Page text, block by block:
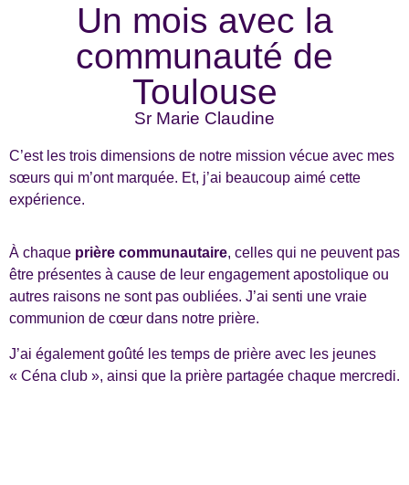
Un mois avec la
communauté de
Toulouse
Sr Marie Claudine
C’est les trois dimensions de notre mission vécue avec mes
sœurs qui m’ont marquée. Et, j’ai beaucoup aimé cette
expérience.
À chaque prière communautaire, celles qui ne peuvent pas
être présentes à cause de leur engagement apostolique ou
autres raisons ne sont pas oubliées. J’ai senti une vraie
communion de cœur dans notre prière.
J’ai également goûté les temps de prière avec les jeunes
« Céna club », ainsi que la prière partagée chaque mercredi.